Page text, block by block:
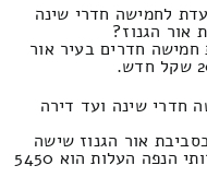
לחמישה חדרי שינה
חדרים בעיר אור
שינה ועד דירה
אור הגנוז שישה
חדרי שינה ולכל היותר במיזוג של שירותי הנפה העלות הוא 5450